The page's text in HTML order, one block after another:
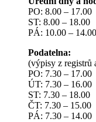
PO: 8.00 – 17.00
ST: 8.00 – 18.00
PÁ: 10.00 – 14.00
Podatelna:
(výpisy z
PO: 7.30 – 17.00
ÚT: 7.30 – 16.00
ST: 7.30 – 18.00
ČT: 7.30 – 15.00
PÁ: 7.30 – 14.00